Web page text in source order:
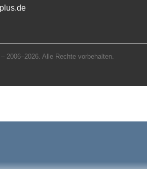
2006–2026. Alle Rechte vorbehalten.